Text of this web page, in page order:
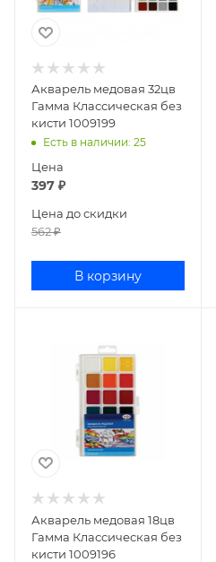
Акварель медовая 32цв
Гамма Классическая без
кисти 1009199
Есть в наличии: 25
Цена
397 ₽
Цена до скидки
562₽
В корзину
Акварель медовая 18цв
Гамма Классическая без
кисти 1009196